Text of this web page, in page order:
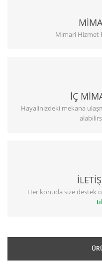
Mimari Hizmet
İÇ
Hayalinizdeki mekana
Her konuda size destek